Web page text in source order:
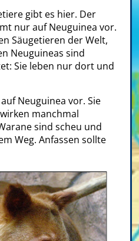
gibt es hier. Der
nur auf Neuguinea vor.
Säugetieren der Welt,
Neuguineas sind
Sie leben nur dort und
Neuguinea vor. Sie
manchmal
sind scheu und
Weg. Anfassen sollte